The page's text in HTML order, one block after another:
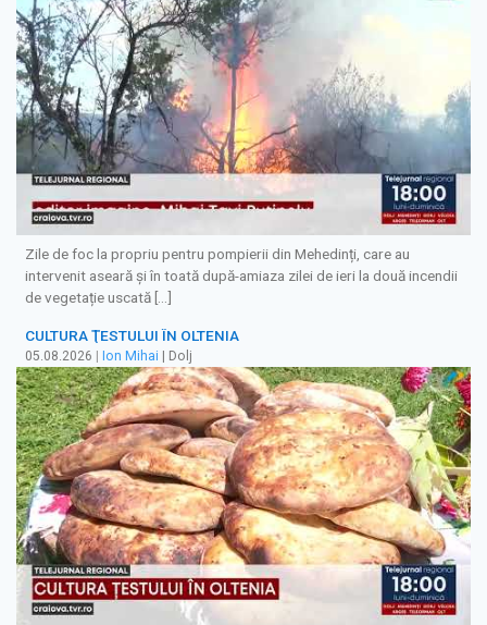
Zile de foc la propriu pentru pompierii din Mehedinți, care au
intervenit aseară și în toată după-amiaza zilei de ieri la două incendii
de vegetație uscată […]
CULTURA ŢESTULUI ÎN OLTENIA
05.08.2026 | Ion Mihai | Dolj